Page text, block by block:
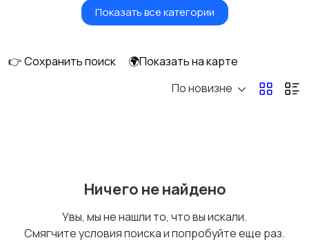
Товары для здоровья Парфюмерия
Уход за кожей
Показать все категории
👉 Сохранить поиск
🌍Показать на карте
По новизне
Ничего не найдено
Увы, мы не нашли то, что вы искали.
Смягчите условия поиска и попробуйте еще раз.